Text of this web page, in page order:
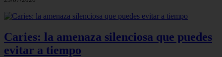
Caries: la amenaza silenciosa que puedes
evitar a tiempo